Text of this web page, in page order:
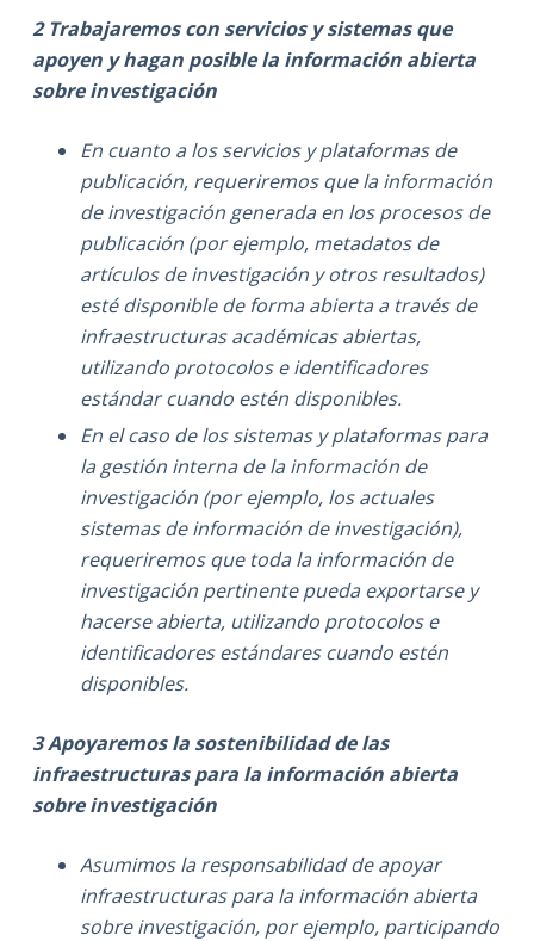
2 Trabajaremos con servicios y sistemas que
apoyen y hagan posible la información abierta
sobre investigación
En cuanto a los servicios y plataformas de
publicación, requeriremos que la información
de investigación generada en los procesos de
publicación (por ejemplo, metadatos de
artículos de investigación y otros resultados)
esté disponible de forma abierta a través de
infraestructuras académicas abiertas,
utilizando protocolos e identificadores
estándar cuando estén disponibles.
En el caso de los sistemas y plataformas para
la gestión interna de la información de
investigación (por ejemplo, los actuales
sistemas de información de investigación),
requeriremos que toda la información de
investigación pertinente pueda exportarse y
hacerse abierta, utilizando protocolos e
identificadores estándares cuando estén
disponibles.
3 Apoyaremos la sostenibilidad de las
infraestructuras para la información abierta
sobre investigación
Asumimos la responsabilidad de apoyar
infraestructuras para la información abierta
sobre investigación, por ejemplo, participando